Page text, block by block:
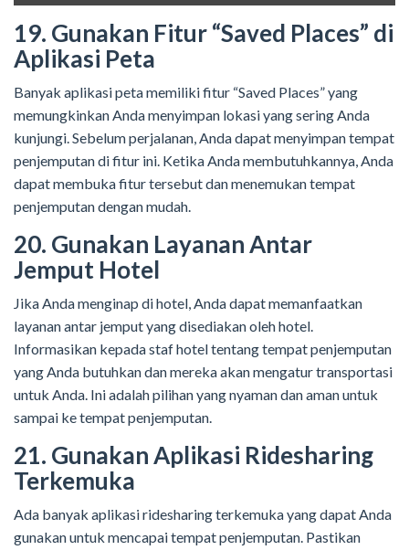
19. Gunakan Fitur “Saved Places” di
Aplikasi Peta
Banyak aplikasi peta memiliki fitur “Saved Places” yang
memungkinkan Anda menyimpan lokasi yang sering Anda
kunjungi. Sebelum perjalanan, Anda dapat menyimpan tempat
penjemputan di fitur ini. Ketika Anda membutuhkannya, Anda
dapat membuka fitur tersebut dan menemukan tempat
penjemputan dengan mudah.
20. Gunakan Layanan Antar
Jemput Hotel
Jika Anda menginap di hotel, Anda dapat memanfaatkan
layanan antar jemput yang disediakan oleh hotel.
Informasikan kepada staf hotel tentang tempat penjemputan
yang Anda butuhkan dan mereka akan mengatur transportasi
untuk Anda. Ini adalah pilihan yang nyaman dan aman untuk
sampai ke tempat penjemputan.
21. Gunakan Aplikasi Ridesharing
Terkemuka
Ada banyak aplikasi ridesharing terkemuka yang dapat Anda
gunakan untuk mencapai tempat penjemputan. Pastikan